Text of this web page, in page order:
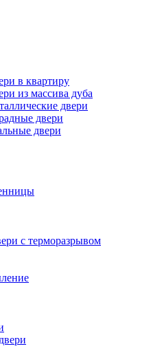
в квартиру
из массива дуба
двери
двери
двери
с терморазрывом